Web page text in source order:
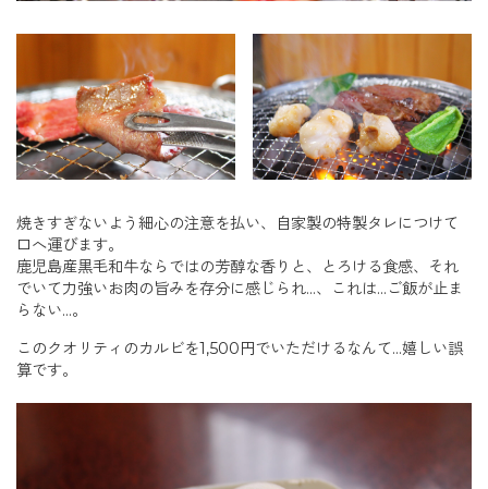
焼きすぎないよう細心の注意を払い、自家製の特製タレにつけて
口へ運びます。
鹿児島産黒毛和牛ならではの芳醇な香りと、とろける食感、それ
でいて力強いお肉の旨みを存分に感じられ…、これは…ご飯が止ま
らない…。
このクオリティのカルビを1,500円でいただけるなんて…嬉しい誤
算です。